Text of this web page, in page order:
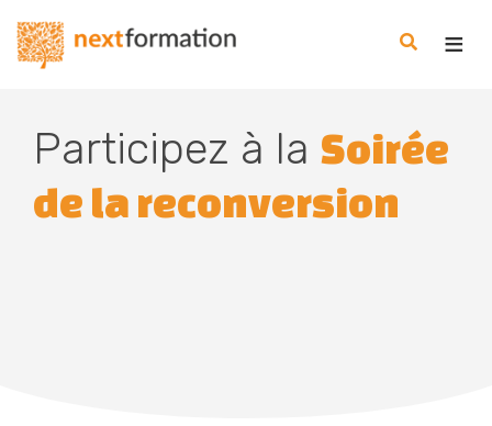
Nextformation
Participez à la Soirée
de la reconversion